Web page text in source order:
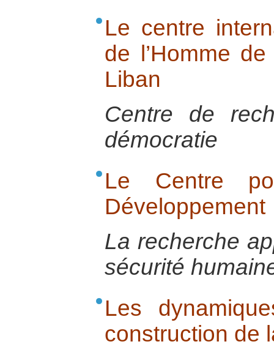
Le centre
de l’Homme
Liban
Centre de
démocratie
Le Centre
Développement
La recherche
sécurité
Les
construction de